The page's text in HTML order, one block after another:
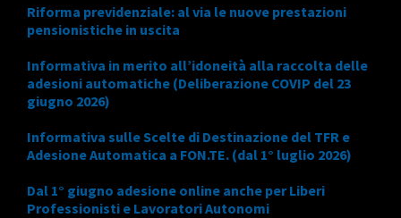
Riforma previdenziale: al via le nuove prestazioni
pensionistiche in uscita
Informativa in merito all’idoneità alla raccolta delle
adesioni automatiche (Deliberazione COVIP del 23
giugno 2026)
Informativa sulle Scelte di Destinazione del TFR e
Adesione Automatica a FON.TE. (dal 1° luglio 2026)
Dal 1° giugno adesione online anche per Liberi
Professionisti e Lavoratori Autonomi